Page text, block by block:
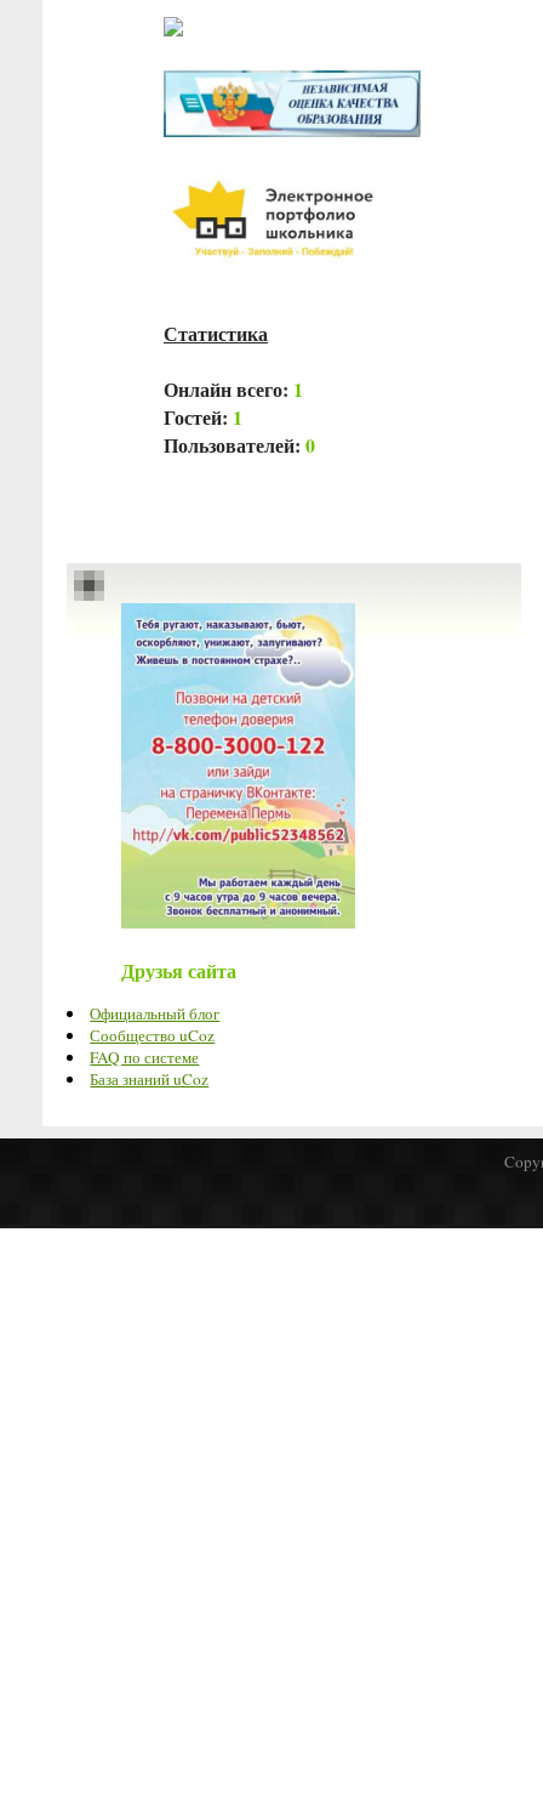
Статистика
Онлайн всего: 1
Гостей: 1
Пользователей: 0
Друзья сайта
Официальный блог
Сообщество uCoz
FAQ по системе
База знаний uCoz